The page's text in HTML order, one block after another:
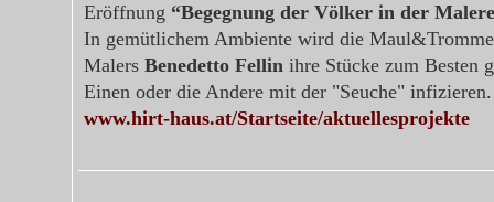
Eröffnung “Begegnung der Völker in der
In gemütlichem Ambiente wird die
Malers Benedetto Fellin ihre Stücke zum Besten
Einen oder die Andere mit der "Seuche" infizieren.
www.hirt-haus.at/Startseite/aktuellesprojekte